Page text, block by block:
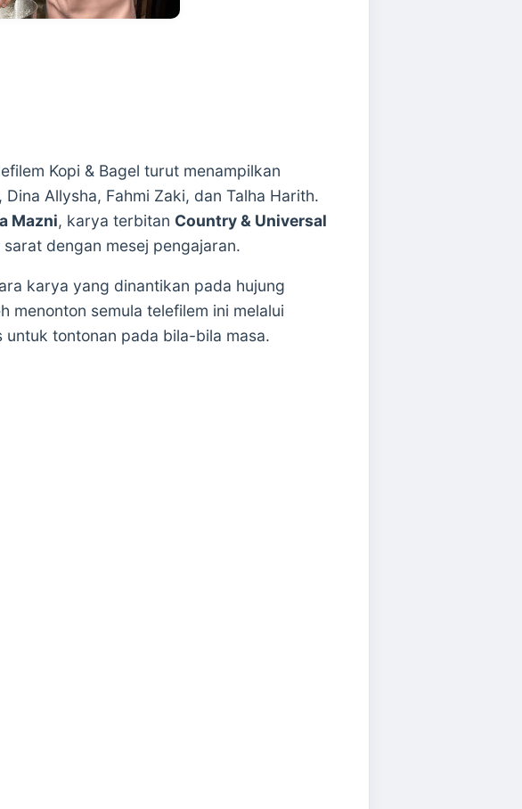
Kopi & Bagel turut menampilkan
Allysha, Fahmi Zaki, dan Talha Harith.
Mazni, karya terbitan Country & Universal
dengan mesej pengajaran.
karya yang dinantikan pada hujung
menonton semula telefilem ini melalui
tontonan pada bila-bila masa.